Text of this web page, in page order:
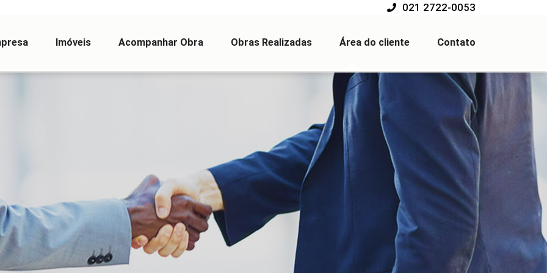
021 2722-0053
Imóveis Acompanhar Obra Obras Realizadas Área do cliente Contato